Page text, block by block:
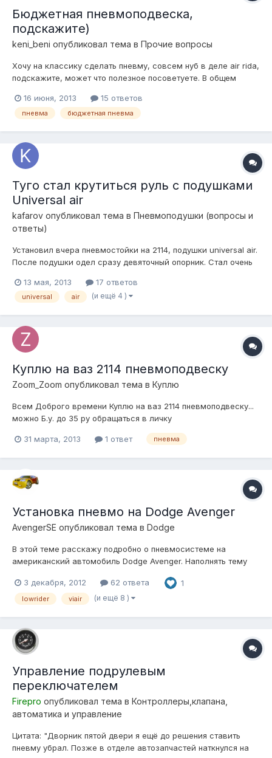
Бюджетная пневмоподвеска,
подскажите)
keni_beni опубликовал тема в Прочие вопросы
Хочу на классику сделать пневму, совсем нуб в деле air ridа,
подскажите, может что полезное посоветуете. В общем
всяких понтов, быстро, надежно, легко. Просто что бы перед
поднимался и зад, не знаю сколько контуров это получится.
16 июня, 2013 15 ответов
пневма бюджетная пневма
Туго стал крутиться руль с подушками
Universal air
kafarov опубликовал тема в Пневмоподушки (вопросы и
ответы)
Установил вчера пневмостойки на 2114, подушки universal air.
После подушки одел сразу девяточный опорник. Стал очень
забыл, нужно ли что добавить между опорником и подушкой,
или же это нормальное явление?
13 мая, 2013 17 ответов
universal air (и ещё 4 )
Куплю на ваз 2114 пневмоподвеску
Zoom_Zoom опубликовал тема в Куплю
Всем Доброго времени Куплю на ваз 2114 пневмоподвеску...
можно Б.у. до 35 ру обращаться в личку
31 марта, 2013 1 ответ пневма
Установка пневмо на Dodge Avenger
AvengerSE опубликовал тема в Dodge
В этой теме расскажу подробно о пневмосистеме на
американский автомобиль Dodge Avenger. Наполнять тему
ПЕРВОЙ СТРАНИЦЕ) , стараясь обсудить все детали до самых
мелочей, так что следите. Обсуждение приветствуется. Под
3 декабря, 2012 62 ответа 1
lowrider viair (и ещё 8 )
Управление подрулевым
переключателем
Firepro опубликовал тема в Контроллеры,клапана,
автоматика и управление
Цитата: "Дворник пятой двери я ещё до решения ставить
пневму убрал. Позже в отделе автозапчастей наткнулся на